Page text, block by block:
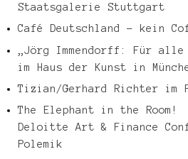
Staatsgalerie Stuttgart
Café Deutschland – kein
„Jörg Immendorff: Für
im Haus der Kunst in
Tizian/Gerhard Richter im
The Elephant in the Room!
Deloitte Art & Finance
Polemik